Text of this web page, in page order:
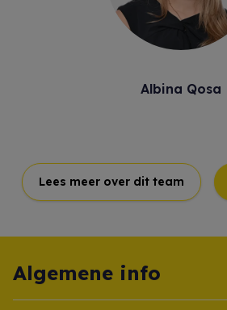
Albina Qosa
Lees meer over dit team
Algemene info